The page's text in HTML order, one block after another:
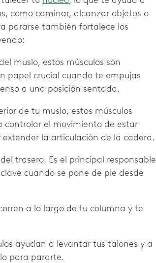
como caminar, alcanzar objetos o
pararse también fortalece los
muslo, estos músculos son
papel crucial cuando te empujas
a una posición sentada.
de tu muslo, estos músculos
controlar el movimiento de estar
la articulación de la cadera.
trasero. Es el principal responsable
cuando se pone de pie desde
a lo largo de tu columna y te
ayudan a levantar tus talones y a
para pararte.